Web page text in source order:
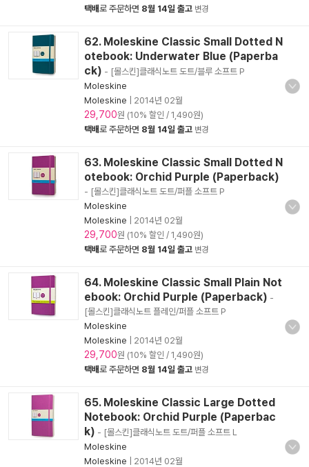
택배로 주문하면 8월 14일 출고 변경
62. Moleskine Classic Small Dotted N
otebook: Underwater Blue (Paperba
ck) - [몰스킨]클래식노트 도트/블루 소프트 P
Moleskine
Moleskine
2014년 02월
29,700원 (10% 할인 / 1,490원)
택배로 주문하면 8월 14일 출고 변경
63. Moleskine Classic Small Dotted N
otebook: Orchid Purple (Paperback)
- [몰스킨]클래식노트 도트/퍼플 소프트 P
Moleskine
Moleskine
2014년 02월
29,700원 (10% 할인 / 1,490원)
택배로 주문하면 8월 14일 출고 변경
64. Moleskine Classic Small Plain Not
ebook: Orchid Purple (Paperback) -
[몰스킨]클래식노트 플레인/퍼플 소프트 P
Moleskine
Moleskine
2014년 02월
29,700원 (10% 할인 / 1,490원)
택배로 주문하면 8월 14일 출고 변경
65. Moleskine Classic Large Dotted
Notebook: Orchid Purple (Paperbac
k) - [몰스킨]클래식노트 도트/퍼플 소프트 L
Moleskine
Moleskine
2014년 02월